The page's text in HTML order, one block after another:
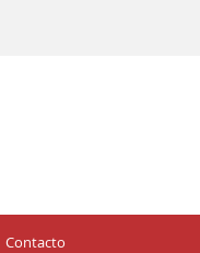
Contacto